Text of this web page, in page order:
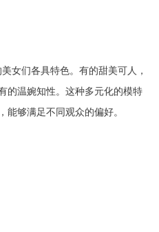
女们各具特色。有的甜美可人，
的温婉知性。这种多元化的模特
能够满足不同观众的偏好。